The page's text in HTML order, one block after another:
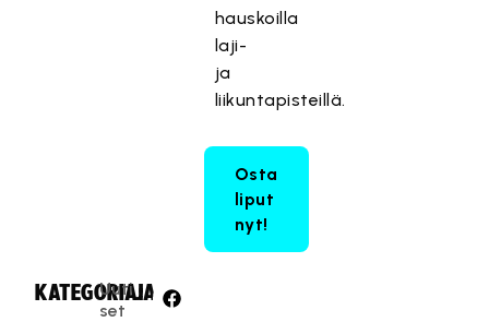
hauskoilla
laji-
ja
liikuntapisteillä.
Osta
liput
nyt!
KATEGORIA:
Uuti
set
JAA: